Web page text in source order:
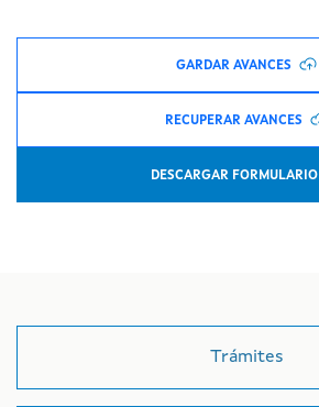
GARDAR AVANCES
RECUPERAR AVANCES
DESCARGAR FORMULARIO
Trámites